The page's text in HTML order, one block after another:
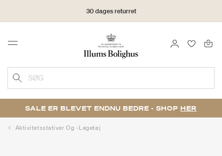
30 dages returret
Menu LOG IND
SØG
SALE ER BLEVET ENDNU BEDRE - SHOP HER
Aktivitetsstativer Og -legetøj